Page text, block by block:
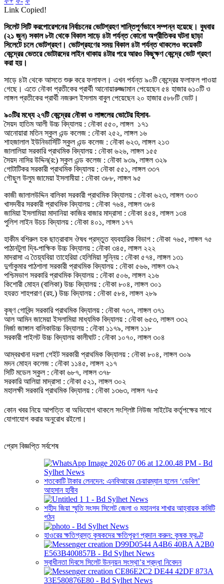
Link Copied!
সিলেট সিটি করপোরেশনের নির্বাচনের ভোটগ্রহণ শান্তিপূর্ণভাবে সম্পন্ন হয়েছে। বুধবার
(২১ জুন) সকাল ৮টা থেকে বিকাল সাড়ে ৪টা পর্যন্ত কোনো অপ্রীতিকর ঘটনা ছাড়া
সিলেটে চলে ভোটগ্রহণ। ভোটগ্রহণের সময় বিকাল ৪টা পর্যন্ত থাকলেও কয়েকটি
কেন্দ্রের ভেতরে ভোটারদের লাইন থাকায় ৪টার পরে আরও কিছুক্ষণ কেন্দ্রে ভোট গ্রহণ
করা হয়।
সাড়ে ৪টা থেকে আসতে শুরু করে ফলাফল। এখন পর্যন্ত ৯০টি কেন্দ্রের ফলাফল পাওয়া
গেছে। এতে নৌকা প্রতীকের প্রার্থী আনোয়ারুজ্জামান পেয়েছেন ৫৪ হাজার ৬১০টি ও
লাঙ্গল প্রতীকের প্রার্থী নজরুল ইসলাম বাবুল পেয়েছেন ২০ হাজার ৫৮৮টি ভোট।
৯০টির মধ্যে ২৭টি কেন্দ্রের নৌকা ও লাঙ্গলের ভোটের হিসাব-
সৈয়দ হাতিম আলী উচ্চ বিদ্যালয় : নৌকা ৫৫০, লাঙ্গল ১৭১
আনোয়ারা মতিন স্কুল এন্ড কলেজ : নৌকা ২৫২, লাঙ্গল ১৬
শাহজালাল ইউনিভার্সিটি স্কুল এন্ড কলেজ : নৌকা ৬২৩, লাঙ্গল ২১৩
জালালিয়া সরকারি প্রাথমিক বিদ্যালয় : নৌকা ৬২৬, লাঙ্গল ১৫৫
সৈয়দ নাসির উদ্দিন(র:) স্কুল এন্ড কলেজ : নৌকা ৯৩৯, লাঙ্গল ৩২৯
গোটাটিকর সরকারী প্রাথমিক বিদ্যালয় : নৌকা ৫৫১, লাঙ্গল ৩৩৭
গৌছুল উলুম জামেয়া ইসলামীয়া : নৌকা ৩৮৮, লাঙ্গল ৯৫
কাজী জালালউদ্দিন বালিকা সরকারী প্রাথমিক বিদ্যালয় : নৌকা ৬২৩, লাঙ্গল ৩০৩
খাসদবীর সরকারী প্রাথমিক বিদ্যালয় : নৌকা ৭৬৪, লাঙ্গল ৩৮৪
জামিয়া ইসলামিয়া মাদানিয়া কাজির বাজার মাদ্রাসা : নৌকা ৪৫৪, লাঙ্গল ১৩৪
পুলিশ লাইন উচচ বিদ্যালয় : নৌকা ৪০১, লাঙ্গল ১৭৭
হাকীম বশিরুল হক ছাত্রাবাস ঔষধ প্রস্তুত ব্যবহারিক বিভাগ : নৌকা ৭৬৫, লাঙ্গল ৭৫
পাঠানটুলা দ্বি-পাক্ষিক উচ্চ বিদ্যালয় : নৌকা ৩৪৫, লাঙ্গল ২২২
মাদরাসা এ তৈয়্যবিয়া তাহেরিয়া হেলিমিয়া সুন্নিয় : নৌকা ৫৭৪, লাঙ্গল ১৩১
দুর্গাকুমার পাঠশালা সরকারী প্রাথমিক বিদ্যালয় : নৌকা ৫৬৬, লাঙ্গল ৩৯২
পশ্চিমভাগ সরকারি প্রাথমিক বিদ্যালয় : নৌকা ৫০৬, লাঙ্গল ২১৬
কিশোরী মোহন (বালিকা) উচ্চ বিদ্যালয় : নৌকা ৮০৪, লাঙ্গল ৩০১
হযরত শাহপরাণ (রহ.) উচ্চ বিদ্যালয় : নৌকা ৫৮৪, লাঙ্গল ২৮৯
কৃষ্ণ গোবিন্দ সরকারি প্রাথমিক বিদ্যালয় : নৌকা ৭৩৭, লাঙ্গল ৩৭১
আল আমিন জামেয়া ইসলামিয়া মাধ্যমিক বিদ্যালয় : নৌকা ৬৫৩, লাঙ্গল ৩৩২
মির্জা জাঙ্গাল বালিকাউচ্চ বিদ্যালয় : নৌকা ১১৭৯, লাঙ্গল ১১৮
সরকারী পাইলট উচ্চ বিদ্যালয় কালীঘাট : নৌকা ১০৭০, লাঙ্গল ৩০৪
আম্বরখানা দরগা গেইট সরকারী প্রাথমিক বিদ্যালয় : নৌকা ৮০৪, লাঙ্গল ৩০৯
মদন মোহন কলেজ : নৌকা ১১৪৫, লাঙ্গল ২১৭
সিটি মডেল স্কুল : নৌকা ৬৮৭, লাঙ্গল ৩৭৮
সরকারি আলিয়া মাদ্রাসা : নৌকা ৫২১, লাঙ্গল ৩০২
মহালক্ষী সরকারি প্রাথমিক বিদ্যালয় : নৌকা ১৩৬৩, লাঙ্গল ৭৮৫
কোন খবর নিয়ে আপত্তি বা অভিযোগ থাকলে সংশ্লিষ্ট নিউজ সাইটের কর্তৃপক্ষের সাথে
যোগাযোগ করার অনুরোধ রইলো।
প্রেস বিজ্ঞপ্তি সর্বশেষ
শতকোটি টাকার লেনদেন: এনবিআরের চেয়ারম্যান হলেন ‘ডেবিল’
আহসান হাবীব
শহীদ জিয়া স্মৃতি সংসদ সিলেট জেলা ও মহানগর শাখার আহ্বায়ক কমিটি
গঠন
হাওরের ক্ষতিগ্রস্ত কৃষকদের ক্ষতিপূরণ প্রদান করুন: কৃষক ফ্রণ্ট
স্বাধীনতা দিবসে সিলেট উন্নয়ন সংস্থা’র শ্রদ্ধা নিবেদন